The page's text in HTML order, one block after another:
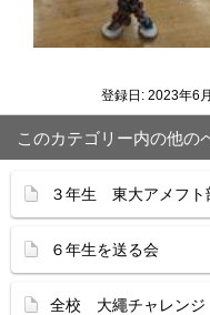
登録日: 2023年6
このカテゴリー内の他の
３年生 東大アメフト
６年生を送る会
全校 大繩チャレンジ